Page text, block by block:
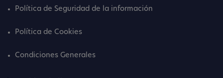
Política de Seguridad de la información
Política de Cookies
Condiciones Generales